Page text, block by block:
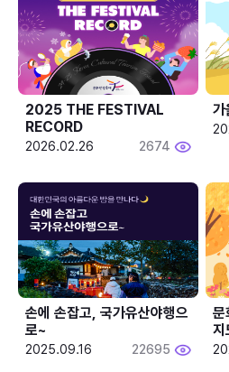
2025 THE FESTIVAL
RECORD
2026.02.26 2674
손에 손잡고, 국가유산야행으
로~
2025.09.16 22695
문
지